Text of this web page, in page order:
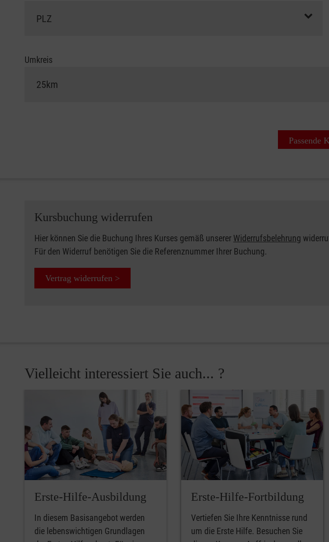
Umkreis
Passende
Kursbuchung widerrufen
Hier können Sie die Buchung Ihres Kurses gemäß unserer Widerrufsbelehrung
Für den Widerruf benötigen Sie die Referenznummer Ihrer Buchung.
Vertrag widerrufen >
Vielleicht interessiert Sie auch... ?
Erste-Hilfe-Ausbildung
In diesem Basisangebot werden
die lebenswichtigen Grundlagen
Erste-Hilfe-Fortbildung
Vertiefen Sie Ihre Kenntnisse rund
um die Erste Hilfe. Besuchen Sie